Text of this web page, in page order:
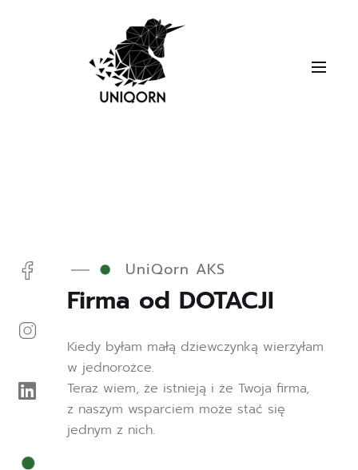
UniQorn AKS
Firma od DOTACJI
Kiedy byłam małą dziewczynką wierzyłam
w jednorożce.
Teraz wiem, że istnieją i że Twoja firma,
z naszym wsparciem może stać się
jednym z nich.